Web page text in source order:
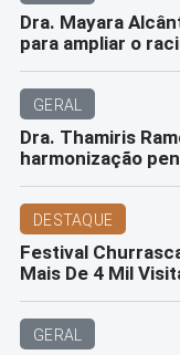
Dra. Mayara
para ampliar o
GERAL
Dra. Thamiris
harmonização
DESTAQUE
Festival
Mais De 4 Mil
GERAL